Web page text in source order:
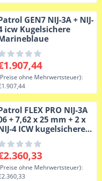
GEN7 NIJ-3A + NIJ-
icw Kugelsichere
1 907,44, ohne
ohne Mehrwertsteuer):
FLEX PRO NIJ-3A
+ 7,62 x 25 mm + 2 x
4 ICW kugelsichere
Weste Marineblaue
2 360,33, ohne
ohne Mehrwertsteuer):